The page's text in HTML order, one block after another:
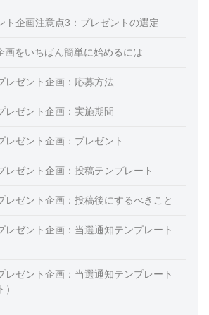
ト企画注意点3：プレゼントの選定
画をいちばん簡単に始めるには
レゼント企画：応募方法
レゼント企画：実施期間
レゼント企画：プレゼント
レゼント企画：投稿テンプレート
レゼント企画：投稿後にするべきこと
レゼント企画：当選通知テンプレート
レゼント企画：当選通知テンプレート